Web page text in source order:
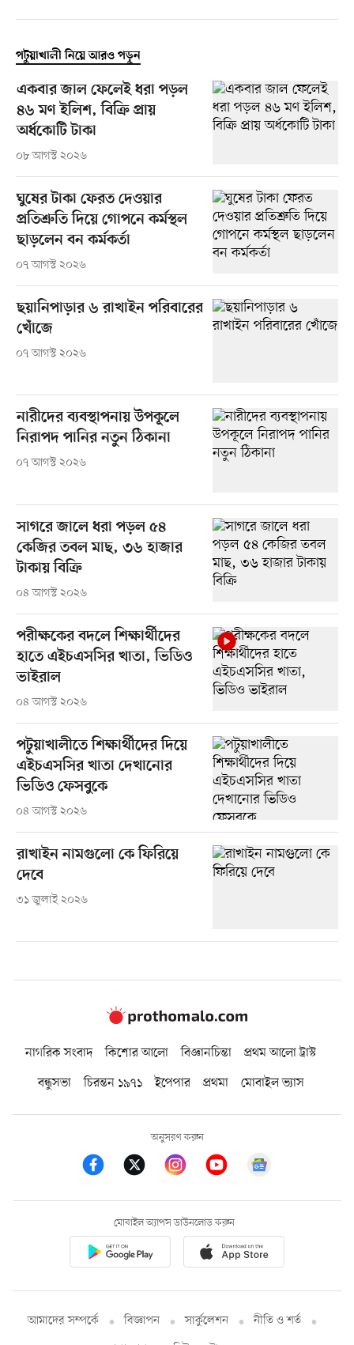
পটুয়াখালী নিয়ে আরও পড়ুন
একবার জাল ফেলেই ধরা পড়ল
৪৬ মণ ইলিশ, বিক্রি প্রায়
অর্ধকোটি টাকা
০৮ আগস্ট ২০২৬
ঘুষের টাকা ফেরত দেওয়ার
প্রতিশ্রুতি দিয়ে গোপনে কর্মস্থল
ছাড়লেন বন কর্মকর্তা
০৭ আগস্ট ২০২৬
ছয়ানিপাড়ার ৬ রাখাইন পরিবারের
খোঁজে
০৭ আগস্ট ২০২৬
নারীদের ব্যবস্থাপনায় উপকূলে
নিরাপদ পানির নতুন ঠিকানা
০৭ আগস্ট ২০২৬
সাগরে জালে ধরা পড়ল ৫৪
কেজির তবল মাছ, ৩৬ হাজার
টাকায় বিক্রি
০৪ আগস্ট ২০২৬
পরীক্ষকের বদলে শিক্ষার্থীদের
হাতে এইচএসসির খাতা, ভিডিও
ভাইরাল
০৪ আগস্ট ২০২৬
পটুয়াখালীতে শিক্ষার্থীদের দিয়ে
এইচএসসির খাতা দেখানোর
ভিডিও ফেসবুকে
০৪ আগস্ট ২০২৬
রাখাইন নামগুলো কে ফিরিয়ে
দেবে
৩১ জুলাই ২০২৬
নাগরিক সংবাদ কিশোর আলো বিজ্ঞানচিন্তা
প্রথম আলো ট্রাস্ট
বন্ধুসভা
চিরন্তন ১৯৭১ ইপেপার প্রথমা মোবাইল ভ্যাস
অনুসরণ করুন
মোবাইল অ্যাপস ডাউনলোড করুন
আমাদের সম্পর্কে বিজ্ঞাপন সার্কুলেশন
নীতি ও শর্ত